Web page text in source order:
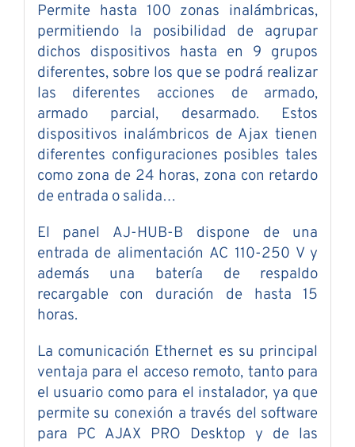
Permite hasta 100 zonas inalámbricas,
permitiendo la posibilidad de agrupar
dichos dispositivos hasta en 9 grupos
diferentes, sobre los que se podrá realizar
las diferentes acciones de armado,
armado parcial, desarmado. Estos
dispositivos inalámbricos de Ajax tienen
diferentes configuraciones posibles tales
como zona de 24 horas, zona con retardo
de entrada o salida…
El panel AJ-HUB-B dispone de una
entrada de alimentación AC 110-250 V y
además una batería de respaldo
recargable con duración de hasta 15
horas.
La comunicación Ethernet es su principal
ventaja para el acceso remoto, tanto para
el usuario como para el instalador, ya que
permite su conexión a través del software
para PC AJAX PRO Desktop y de las